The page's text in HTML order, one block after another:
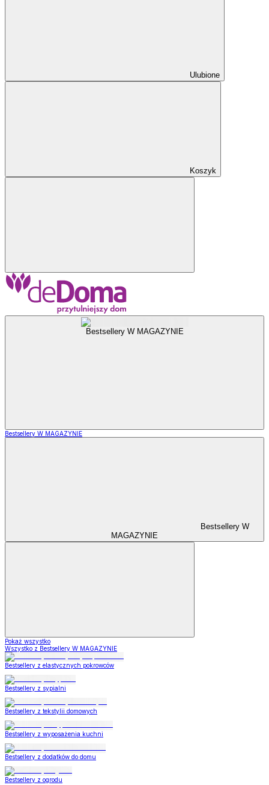
Ulubione
Koszyk
Bestsellery W MAGAZYNIE
Bestsellery W MAGAZYNIE
Bestsellery W
MAGAZYNIE
Pokaż wszystko
Wszystko z Bestsellery W MAGAZYNIE
Bestsellery z elastycznych pokrowców
Bestsellery z sypialni
Bestsellery z tekstylii domowych
Bestsellery z wyposażenia kuchni
Bestsellery z dodatków do domu
Bestsellery z ogrodu